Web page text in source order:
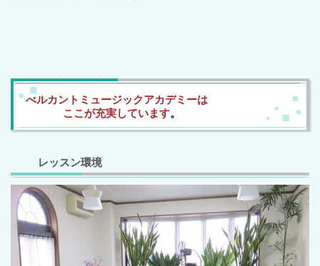
べルカントミュージックアカデミーは
ここが充実しています。
レッスン環境